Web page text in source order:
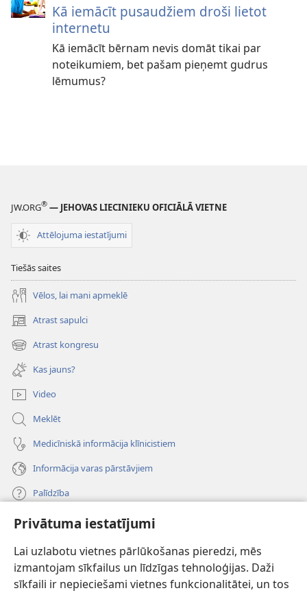
Privātuma iestatījumi
Lai uzlabotu vietnes pārlūkošanas pieredzi, mēs
izmantojam sīkfailus un līdzīgas tehnoloģijas. Daži
sīkfaili ir nepieciešami vietnes funkcionalitātei, un tos
Kā iemācīt pusaudžiem droši lietot
internetu
Kā iemācīt bērnam nevis domāt tikai par
noteikumiem, bet pašam pieņemt gudrus
lēmumus?
JW.ORG® — JEHOVAS LIECINIEKU OFICIĀLĀ VIETNE
Attēlojuma iestatījumi
Tiešās saites
Vēlos, lai mani apmeklē
Atrast sapulci
(opens
new
window)
Atrast kongresu
(opens
new
window)
Kas jauns?
Video
Meklēt
Medicīniskā informācija klīnicistiem
Informācija varas pārstāvjiem
Palīdzība
Ziedojumi
new
Sargtorņa TIEŠSAISTES BIBLIOTĒKA
(opens
new